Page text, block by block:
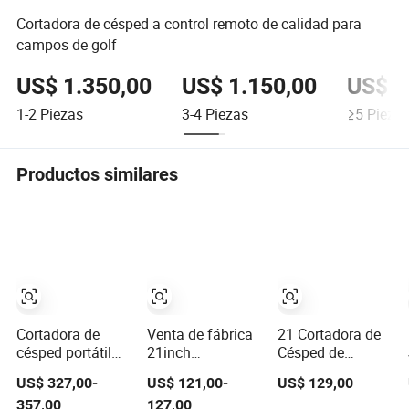
Cortadora de césped a control remoto de calidad para
campos de golf
US$ 1.350,00
1-2 Piezas
US$ 1.150,00
3-4Piezas
US$
≥5Piezas
Productos similares
Cortadora de
césped portátil
de alta eficiencia,
US$ 327,00-
357,00
Venta de fábrica
21inch
césped de lujo
US$ 121,00-
127,00
21 Cortadora de
Césped de
Autopropulsada
US$ 129,00